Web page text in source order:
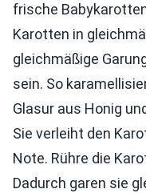
frische
Karotten in
gleichmäßige
sein. So
Glasur aus Honig
Sie verleiht den
Note. Rühre die
Dadurch garen sie